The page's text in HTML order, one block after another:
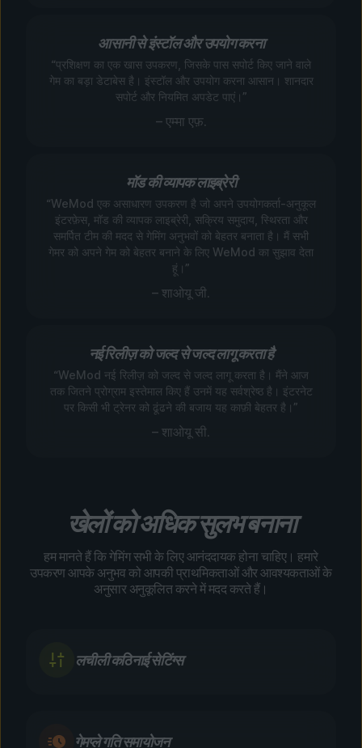
आसानी से इंस्टॉल और उपयोग करना
“प्रशिक्षण का एक खास उपकरण, जिसके पास सपोर्ट किए जाने वाले
गेम का बड़ा डेटाबेस है। इंस्टॉल और उपयोग करना आसान। शानदार
सपोर्ट और नियमित अपडेट पाएं।”
– एम्मा एफ़.
मॉड की व्यापक लाइब्रेरी
“WeMod एक असाधारण उपकरण है जो अपने उपयोगकर्ता-अनुकूल
इंटरफ़ेस, मॉड की व्यापक लाइब्रेरी, सक्रिय समुदाय, स्थिरता और
समर्पित टीम की मदद से गेमिंग अनुभवों को बेहतर बनाता है। मैं सभी
गेमर को अपने गेम को बेहतर बनाने के लिए WeMod का सुझाव देता
हूं।”
– शाओयू जी.
नई रिलीज़ को जल्द से जल्द लागू करता है
“WeMod नई रिलीज़ को जल्द से जल्द लागू करता है। मैंने आज
तक जितने प्रोग्राम इस्तेमाल किए हैं उनमें यह सर्वश्रेष्ठ है। इंटरनेट
पर किसी भी ट्रेनर को ढूंढने की बजाय यह काफ़ी बेहतर है।”
– शाओयू सी.
खेलों को अधिक सुलभ बनाना
हम मानते हैं कि गेमिंग सभी के लिए आनंददायक होना चाहिए। हमारे
उपकरण आपके अनुभव को आपकी प्राथमिकताओं और आवश्यकताओं के
अनुसार अनुकूलित करने में मदद करते हैं।
लचीली कठिनाई सेटिंग्स
गेमप्ले गति समायोजन